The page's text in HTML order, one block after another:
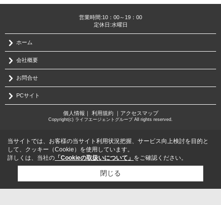
営業時間:10：00～19：00
定休日:水曜日
ホーム
会社概要
お問合せ
PCサイト
個人情報 利用規約｜ アクセスマップ
Copyright(c) ライフエージェントグループ All rights reserved.
当サイトでは、お客様の当サイト利用状況把握、サービス向上検討を目的と
して、クッキー（Cookie）を使用しています。
詳しくは、当社の 「Cookieの取扱いについて」 をご確認ください。
閉じる